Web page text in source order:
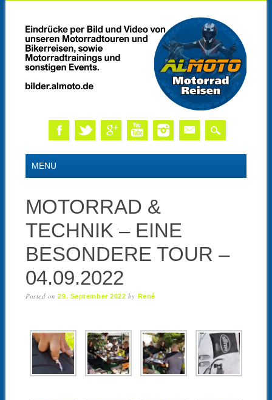
MAIN MENU
MENU
MOTORRAD &
TECHNIK – EINE
BESONDERE TOUR –
04.09.2022
Posted on29. September 2022 by René